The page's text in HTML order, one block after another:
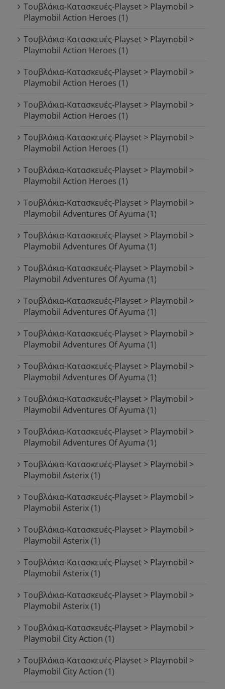
Τουβλάκια-Κατασκευές-Playset > Playmobil >
Playmobil Action Heroes (1)
Τουβλάκια-Κατασκευές-Playset > Playmobil >
Playmobil Action Heroes (1)
Τουβλάκια-Κατασκευές-Playset > Playmobil >
Playmobil Action Heroes (1)
Τουβλάκια-Κατασκευές-Playset > Playmobil >
Playmobil Action Heroes (1)
Τουβλάκια-Κατασκευές-Playset > Playmobil >
Playmobil Action Heroes (1)
Τουβλάκια-Κατασκευές-Playset > Playmobil >
Playmobil Action Heroes (1)
Τουβλάκια-Κατασκευές-Playset > Playmobil >
Playmobil Adventures Of Ayuma (1)
Τουβλάκια-Κατασκευές-Playset > Playmobil >
Playmobil Adventures Of Ayuma (1)
Τουβλάκια-Κατασκευές-Playset > Playmobil >
Playmobil Adventures Of Ayuma (1)
Τουβλάκια-Κατασκευές-Playset > Playmobil >
Playmobil Adventures Of Ayuma (1)
Τουβλάκια-Κατασκευές-Playset > Playmobil >
Playmobil Adventures Of Ayuma (1)
Τουβλάκια-Κατασκευές-Playset > Playmobil >
Playmobil Adventures Of Ayuma (1)
Τουβλάκια-Κατασκευές-Playset > Playmobil >
Playmobil Adventures Of Ayuma (1)
Τουβλάκια-Κατασκευές-Playset > Playmobil >
Playmobil Adventures Of Ayuma (1)
Τουβλάκια-Κατασκευές-Playset > Playmobil >
Playmobil Asterix(1)
Τουβλάκια-Κατασκευές-Playset > Playmobil >
Playmobil Asterix(1)
Τουβλάκια-Κατασκευές-Playset > Playmobil >
Playmobil Asterix(1)
Τουβλάκια-Κατασκευές-Playset > Playmobil >
Playmobil Asterix(1)
Τουβλάκια-Κατασκευές-Playset > Playmobil >
Playmobil Asterix(1)
Τουβλάκια-Κατασκευές-Playset > Playmobil >
Playmobil City Action (1)
Τουβλάκια-Κατασκευές-Playset > Playmobil >
Playmobil City Action (1)